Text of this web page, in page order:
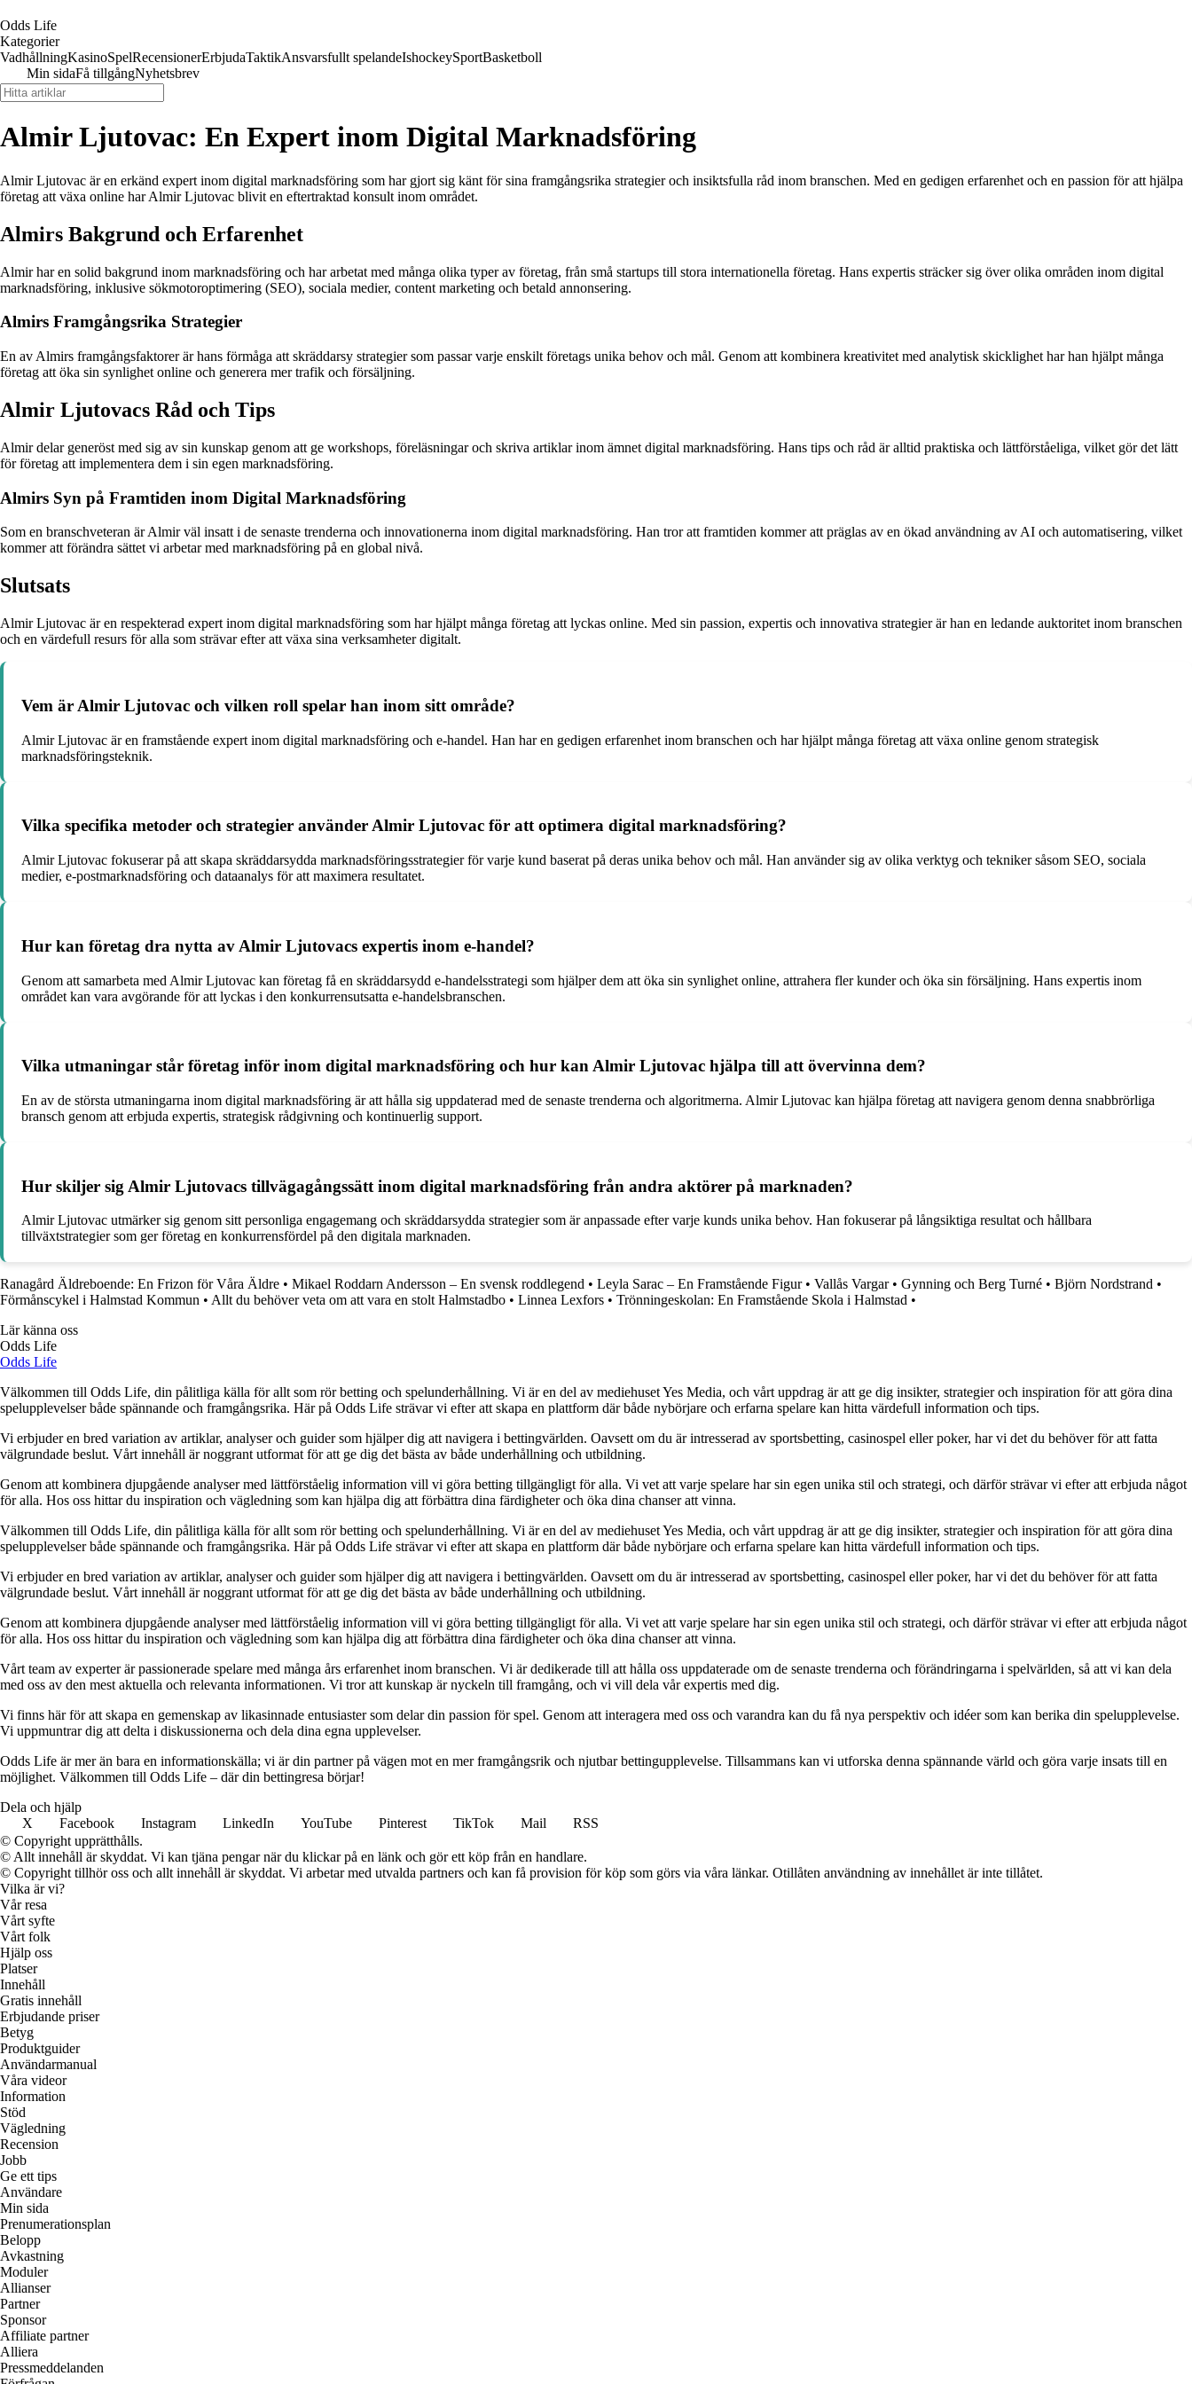
Odds Life
Kategorier
VadhållningKasinoSpelRecensionerErbjudaTaktikAnsvarsfullt spelandeIshockeySportBasketboll
Min sidaFå tillgångNyhetsbrev
Almir Ljutovac: En Expert inom Digital Marknadsföring
Almir Ljutovac är en erkänd expert inom digital marknadsföring som har gjort sig känt för sina framgångsrika strategier och insiktsfulla råd inom branschen. Med en gedigen erfarenhet och en passion för att hjälpa
företag att växa online har Almir Ljutovac blivit en eftertraktad konsult inom området.
Almirs Bakgrund och Erfarenhet
Almir har en solid bakgrund inom marknadsföring och har arbetat med många olika typer av företag, från små startups till stora internationella företag. Hans expertis sträcker sig över olika områden inom digital
marknadsföring, inklusive sökmotoroptimering (SEO), sociala medier, content marketing och betald annonsering.
Almirs Framgångsrika Strategier
En av Almirs framgångsfaktorer är hans förmåga att skräddarsy strategier som passar varje enskilt företags unika behov och mål. Genom att kombinera kreativitet med analytisk skicklighet har han hjälpt många
företag att öka sin synlighet online och generera mer trafik och försäljning.
Almir Ljutovacs Råd och Tips
Almir delar generöst med sig av sin kunskap genom att ge workshops, föreläsningar och skriva artiklar inom ämnet digital marknadsföring. Hans tips och råd är alltid praktiska och lättförståeliga, vilket gör det lätt
för företag att implementera dem i sin egen marknadsföring.
Almirs Syn på Framtiden inom Digital Marknadsföring
Som en branschveteran är Almir väl insatt i de senaste trenderna och innovationerna inom digital marknadsföring. Han tror att framtiden kommer att präglas av en ökad användning av AI och automatisering, vilket
kommer att förändra sättet vi arbetar med marknadsföring på en global nivå.
Slutsats
Almir Ljutovac är en respekterad expert inom digital marknadsföring som har hjälpt många företag att lyckas online. Med sin passion, expertis och innovativa strategier är han en ledande auktoritet inom branschen
och en värdefull resurs för alla som strävar efter att växa sina verksamheter digitalt.
Vem är Almir Ljutovac och vilken roll spelar han inom sitt område?
Almir Ljutovac är en framstående expert inom digital marknadsföring och e-handel. Han har en gedigen erfarenhet inom branschen och har hjälpt många företag att växa online genom strategisk
marknadsföringsteknik.
Vilka specifika metoder och strategier använder Almir Ljutovac för att optimera digital marknadsföring?
Almir Ljutovac fokuserar på att skapa skräddarsydda marknadsföringsstrategier för varje kund baserat på deras unika behov och mål. Han använder sig av olika verktyg och tekniker såsom SEO, sociala
medier, e-postmarknadsföring och dataanalys för att maximera resultatet.
Hur kan företag dra nytta av Almir Ljutovacs expertis inom e-handel?
Genom att samarbeta med Almir Ljutovac kan företag få en skräddarsydd e-handelsstrategi som hjälper dem att öka sin synlighet online, attrahera fler kunder och öka sin försäljning. Hans expertis inom
området kan vara avgörande för att lyckas i den konkurrensutsatta e-handelsbranschen.
Vilka utmaningar står företag inför inom digital marknadsföring och hur kan Almir Ljutovac hjälpa till att övervinna dem?
En av de största utmaningarna inom digital marknadsföring är att hålla sig uppdaterad med de senaste trenderna och algoritmerna. Almir Ljutovac kan hjälpa företag att navigera genom denna snabbrörliga
bransch genom att erbjuda expertis, strategisk rådgivning och kontinuerlig support.
Hur skiljer sig Almir Ljutovacs tillvägagångssätt inom digital marknadsföring från andra aktörer på marknaden?
Almir Ljutovac utmärker sig genom sitt personliga engagemang och skräddarsydda strategier som är anpassade efter varje kunds unika behov. Han fokuserar på långsiktiga resultat och hållbara
tillväxtstrategier som ger företag en konkurrensfördel på den digitala marknaden.
Ranagård Äldreboende: En Frizon för Våra Äldre • Mikael Roddarn Andersson – En svensk roddlegend • Leyla Sarac – En Framstående Figur• Vallås Vargar• Gynning och Berg Turné • Björn Nordstrand •
Förmånscykel i Halmstad Kommun • Allt du behöver veta om att vara en stolt Halmstadbo • Linnea Lexfors • Trönningeskolan: En Framstående Skola i Halmstad •
Lär känna oss
Odds Life
Odds Life
Välkommen till Odds Life, din pålitliga källa för allt som rör betting och spelunderhållning. Vi är en del av mediehuset Yes Media, och vårt uppdrag är att ge dig insikter, strategier och inspiration för att göra dina
spelupplevelser både spännande och framgångsrika. Här på Odds Life strävar vi efter att skapa en plattform där både nybörjare och erfarna spelare kan hitta värdefull information och tips.
Vi erbjuder en bred variation av artiklar, analyser och guider som hjälper dig att navigera i bettingvärlden. Oavsett om du är intresserad av sportsbetting, casinospel eller poker, har vi det du behöver för att fatta
välgrundade beslut. Vårt innehåll är noggrant utformat för att ge dig det bästa av både underhållning och utbildning.
Genom att kombinera djupgående analyser med lättförståelig information vill vi göra betting tillgängligt för alla. Vi vet att varje spelare har sin egen unika stil och strategi, och därför strävar vi efter att erbjuda något
för alla. Hos oss hittar du inspiration och vägledning som kan hjälpa dig att förbättra dina färdigheter och öka dina chanser att vinna.
Välkommen till Odds Life, din pålitliga källa för allt som rör betting och spelunderhållning. Vi är en del av mediehuset Yes Media, och vårt uppdrag är att ge dig insikter, strategier och inspiration för att göra dina
spelupplevelser både spännande och framgångsrika. Här på Odds Life strävar vi efter att skapa en plattform där både nybörjare och erfarna spelare kan hitta värdefull information och tips.
Vi erbjuder en bred variation av artiklar, analyser och guider som hjälper dig att navigera i bettingvärlden. Oavsett om du är intresserad av sportsbetting, casinospel eller poker, har vi det du behöver för att fatta
välgrundade beslut. Vårt innehåll är noggrant utformat för att ge dig det bästa av både underhållning och utbildning.
Genom att kombinera djupgående analyser med lättförståelig information vill vi göra betting tillgängligt för alla. Vi vet att varje spelare har sin egen unika stil och strategi, och därför strävar vi efter att erbjuda något
för alla. Hos oss hittar du inspiration och vägledning som kan hjälpa dig att förbättra dina färdigheter och öka dina chanser att vinna.
Vårt team av experter är passionerade spelare med många års erfarenhet inom branschen. Vi är dedikerade till att hålla oss uppdaterade om de senaste trenderna och förändringarna i spelvärlden, så att vi kan dela
med oss av den mest aktuella och relevanta informationen. Vi tror att kunskap är nyckeln till framgång, och vi vill dela vår expertis med dig.
Vi finns här för att skapa en gemenskap av likasinnade entusiaster som delar din passion för spel. Genom att interagera med oss och varandra kan du få nya perspektiv och idéer som kan berika din spelupplevelse.
Vi uppmuntrar dig att delta i diskussionerna och dela dina egna upplevelser.
Odds Life är mer än bara en informationskälla; vi är din partner på vägen mot en mer framgångsrik och njutbar bettingupplevelse. Tillsammans kan vi utforska denna spännande värld och göra varje insats till en
möjlighet. Välkommen till Odds Life – där din bettingresa börjar!
Dela och hjälp
X
Facebook Instagram LinkedIn YouTube Pinterest TikTok Mail
RSS
© Copyright upprätthålls.
© Allt innehåll är skyddat. Vi kan tjäna pengar när du klickar på en länk och gör ett köp från en handlare.
© Copyright tillhör oss och allt innehåll är skyddat. Vi arbetar med utvalda partners och kan få provision för köp som görs via våra länkar. Otillåten användning av innehållet är inte tillåtet.
Vilka är vi?
Vår resa
Vårt syfte
Vårt folk
Hjälp oss
Platser
Innehåll
Gratis innehåll
Erbjudande priser
Betyg
Produktguider
Användarmanual
Våra videor
Information
Stöd
Vägledning
Recension
Jobb
Ge ett tips
Användare
Min sida
Prenumerationsplan
Belopp
Avkastning
Moduler
Allianser
Partner
Sponsor
Affiliate partner
Alliera
Pressmeddelanden